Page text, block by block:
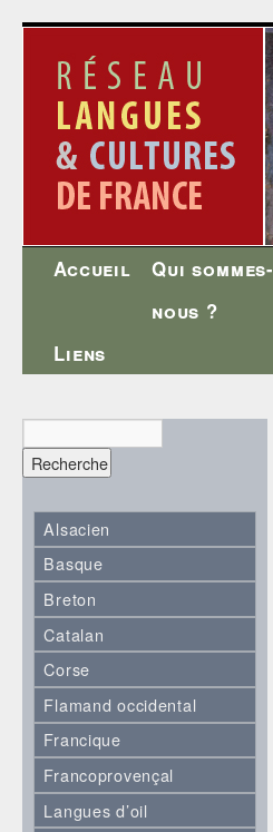
Aller
contenu
Accueil
Qui sommes-
nous ?
Liens
Alsacien
Basque
Breton
Catalan
Corse
Flamand occidental
Francique
Francoprovençal
Langues d’oil